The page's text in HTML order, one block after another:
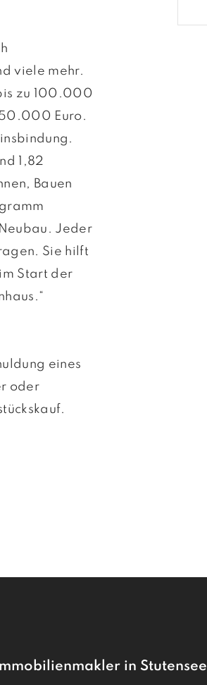
viele mehr.
zu 100.000
Euro.
1,82
Bauen
Jeder
Sie hilft
Start der
eines
oder
in Stutensee